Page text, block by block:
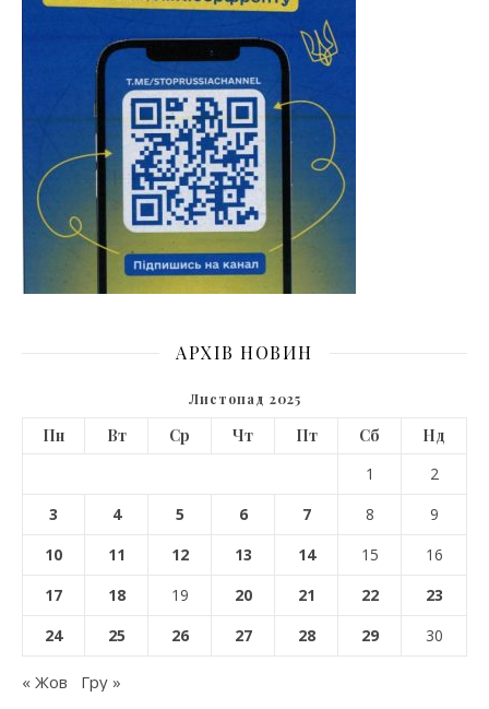
АРХІВ НОВИН
Листопад 2025
Пн Вт Ср Чт Пт Сб
Нд
1
2
3
4 5 6 7 8
9
10
11 12 13 14 15
16
17
18 19 20 21 22
23
24
25 26 27 28 29 30
« Жов Гру »